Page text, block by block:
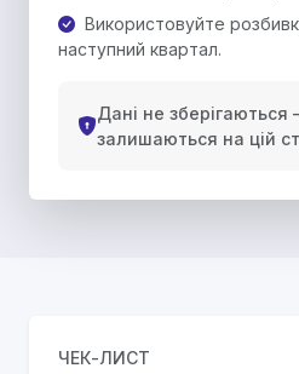
Використовуйте
наступний квартал.
Дані не зберігаються
залишаються на цій
ЧЕК-ЛИСТ